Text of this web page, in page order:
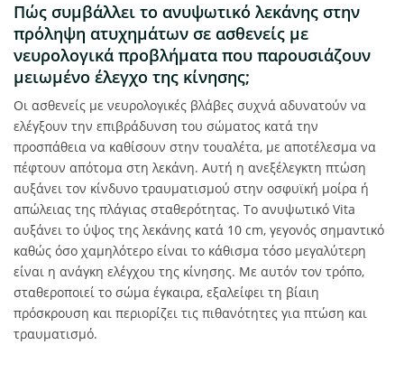
Πώς συμβάλλει το ανυψωτικό λεκάνης στην
πρόληψη ατυχημάτων σε ασθενείς με
νευρολογικά προβλήματα που παρουσιάζουν
μειωμένο έλεγχο της κίνησης;
Οι ασθενείς με νευρολογικές βλάβες συχνά αδυνατούν να
ελέγξουν την επιβράδυνση του σώματος κατά την
προσπάθεια να καθίσουν στην τουαλέτα, με αποτέλεσμα να
πέφτουν απότομα στη λεκάνη. Αυτή η ανεξέλεγκτη πτώση
αυξάνει τον κίνδυνο τραυματισμού στην οσφυϊκή μοίρα ή
απώλειας της πλάγιας σταθερότητας. Το ανυψωτικό Vita
αυξάνει το ύψος της λεκάνης κατά 10 cm, γεγονός σημαντικό
καθώς όσο χαμηλότερο είναι το κάθισμα τόσο μεγαλύτερη
είναι η ανάγκη ελέγχου της κίνησης. Με αυτόν τον τρόπο,
σταθεροποιεί το σώμα έγκαιρα, εξαλείφει τη βίαιη
πρόσκρουση και περιορίζει τις πιθανότητες για πτώση και
τραυματισμό.